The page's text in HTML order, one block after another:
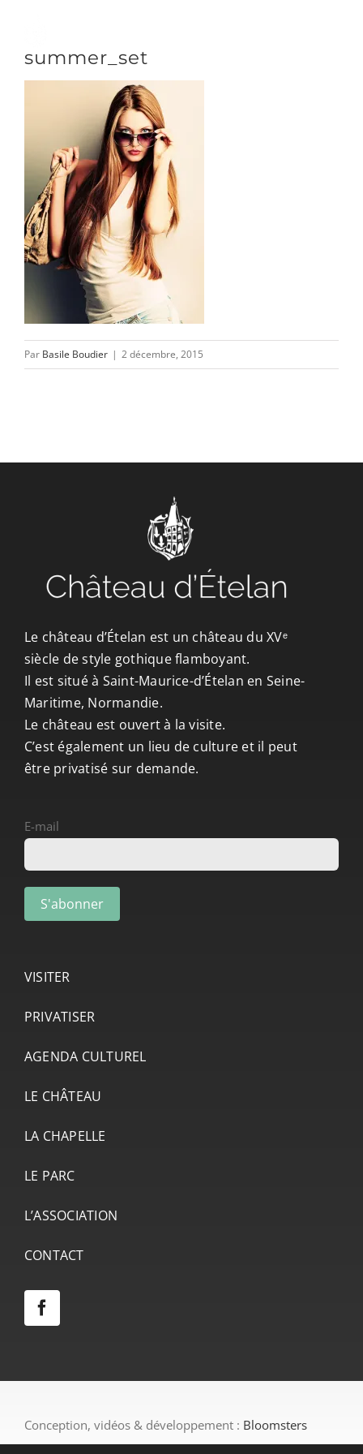
contenu
DÉCOUVRIR
VENIR
NOUS SUIVRE
L’ASSOCIATION
CONTACT/ACCÈS
summer_set
Par Basile Boudier | 2 décembre, 2015
Le château d’Ételan est un château du XVᵉ
siècle de style gothique flamboyant.
Il est situé à Saint-Maurice-d’Ételan en Seine-
Maritime, Normandie.
Le château est ouvert à la visite.
C’est également un lieu de culture et il peut
être privatisé sur demande.
E-mail
VISITER
PRIVATISER
AGENDA CULTUREL
LE CHÂTEAU
LA CHAPELLE
LE PARC
L’ASSOCIATION
CONTACT
Conception, vidéos & développement : Bloomsters